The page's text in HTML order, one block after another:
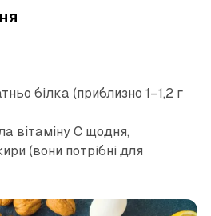
білка (приблизно 1–1,2 г
вітаміну C щодня,
(вони потрібні для